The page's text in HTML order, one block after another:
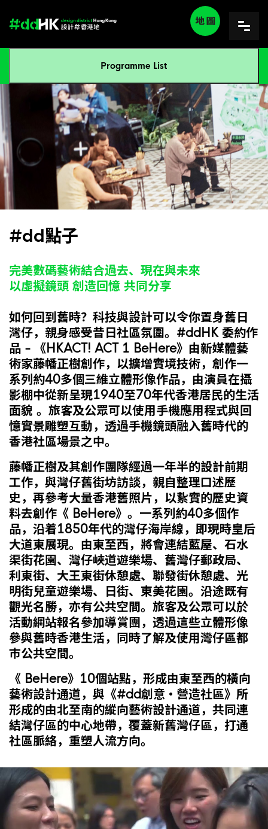
Programme List
#dd點子
完美數碼藝術結合過去、現在與未來
以虛擬鏡頭 創造回憶 共同分享
如何回到舊時？科技與設計可以令你置身舊日
灣仔，親身感受昔日社區氛圍。#ddHK 委約作
品 - 《HKACT! ACT 1 BeHere》由新媒體藝
術家藤幡正樹創作，以擴增實境技術，創作一
系列約40多個三維立體形像作品，由演員在攝
影棚中從新呈現1940至70年代香港居民的生活
面貌 。旅客及公眾可以使用手機應用程式與回
憶實景雕塑互動，透過手機鏡頭融入舊時代的
香港社區場景之中。
藤幡正樹及其創作團隊經過一年半的設計前期
工作，與灣仔舊街坊訪談，親自整理口述歷
史，再參考大量香港舊照片，以紥實的歷史資
料去創作《 BeHere》。一系列約40多個作
品，沿着1850年代的灣仔海岸線，即現時皇后
大道東展現。由東至西，將會連結藍屋、石水
渠街花園、灣仔峽道遊樂場、舊灣仔郵政局、
利東街、大王東街休憩處、聯發街休憩處、光
明街兒童遊樂場、日街、東美花園。沿途既有
觀光名勝，亦有公共空間。旅客及公眾可以於
活動網站報名參加導賞團，透過這些立體形像
參與舊時香港生活，同時了解及使用灣仔區都
巿公共空間。
《 BeHere》10個站點，形成由東至西的橫向
藝術設計通道，與《#dd創意‧營造社區》所
形成的由北至南的縱向藝術設計通道，共同連
結灣仔區的中心地帶，覆蓋新舊灣仔區，打通
社區脈絡，重塑人流方向。